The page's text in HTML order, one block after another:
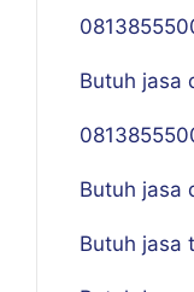
Butuh jasa
Butuh jasa
Butuh jasa